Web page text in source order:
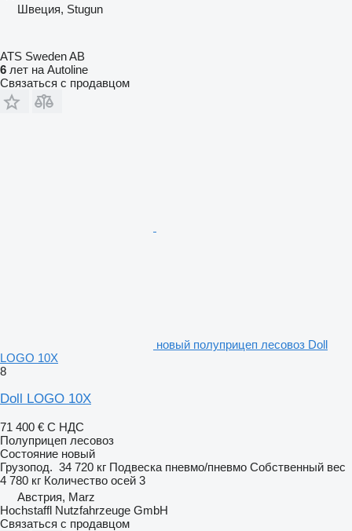
Швеция, Stugun
ATS Sweden AB
6 лет на Autoline
Связаться с продавцом
новый полуприцеп лесовоз Doll
LOGO 10X
8
Doll LOGO 10X
71 400 € С НДС
Полуприцеп лесовоз
Состояние новый
Грузопод. 34 720 кг Подвеска пневмо/пневмо Собственный вес
4 780 кг Количество осей 3
Австрия, Marz
Hochstaffl Nutzfahrzeuge GmbH
Связаться с продавцом